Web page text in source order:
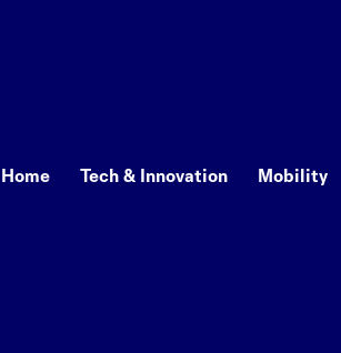
Home Tech & Innovation Mobility